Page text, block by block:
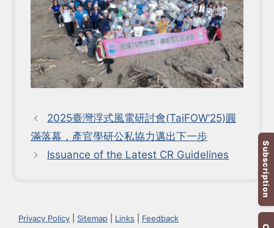
Subscription
2025臺灣浮式風電研討會(TaiFOW’25)圓
滿落幕，產官學研公私協力邁出下一步
Issuance of the Latest CR Guidelines
Privacy Policy Sitemap Links Feedback